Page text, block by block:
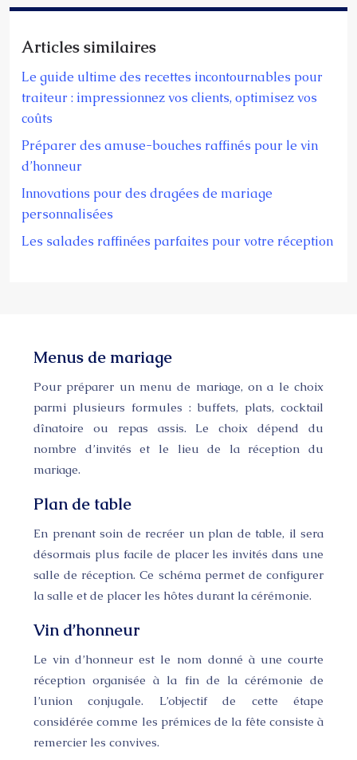
Articles similaires
Le guide ultime des recettes incontournables pour
traiteur : impressionnez vos clients, optimisez vos
coûts
Préparer des amuse-bouches raffinés pour le vin
d’honneur
Innovations pour des dragées de mariage
personnalisées
Les salades raffinées parfaites pour votre réception
Menus de mariage
Pour préparer un menu de mariage, on a le choix
parmi plusieurs formules : buffets, plats, cocktail
dînatoire ou repas assis. Le choix dépend du
nombre d’invités et le lieu de la réception du
mariage.
Plan de table
En prenant soin de recréer un plan de table, il sera
désormais plus facile de placer les invités dans une
salle de réception. Ce schéma permet de configurer
la salle et de placer les hôtes durant la cérémonie.
Vin d’honneur
Le vin d’honneur est le nom donné à une courte
réception organisée à la fin de la cérémonie de
l’union conjugale. L’objectif de cette étape
considérée comme les prémices de la fête consiste à
remercier les convives.